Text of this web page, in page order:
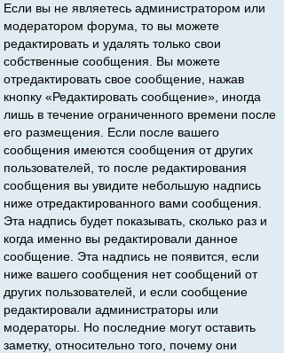
Если вы не являетесь администратором или
модератором форума, то вы можете
редактировать и удалять только свои
собственные сообщения. Вы можете
отредактировать свое сообщение, нажав
кнопку «Редактировать сообщение», иногда
лишь в течение ограниченного времени после
его размещения. Если после вашего
сообщения имеются сообщения от других
пользователей, то после редактирования
сообщения вы увидите небольшую надпись
ниже отредактированного вами сообщения.
Эта надпись будет показывать, сколько раз и
когда именно вы редактировали данное
сообщение. Эта надпись не появится, если
ниже вашего сообщения нет сообщений от
других пользователей, и если сообщение
редактировали администраторы или
модераторы. Но последние могут оставить
заметку, относительно того, почему они